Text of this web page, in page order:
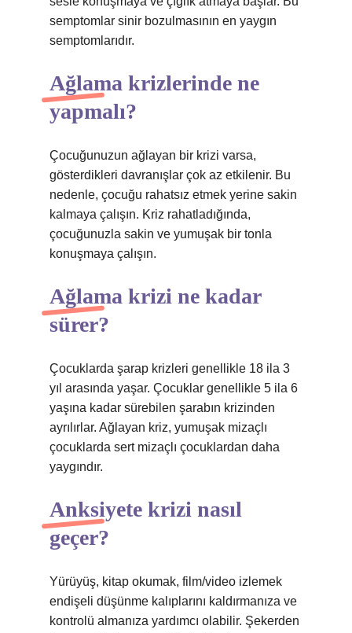
semptomlar sinir bozulmasının en yaygın
semptomlarıdır.
Ağlama krizlerinde ne
yapmalı?
Çocuğunuzun ağlayan bir krizi varsa,
gösterdikleri davranışlar çok az etkilenir. Bu
nedenle, çocuğu rahatsız etmek yerine sakin
kalmaya çalışın. Kriz rahatladığında,
çocuğunuzla sakin ve yumuşak bir tonla
konuşmaya çalışın.
Ağlama krizi ne kadar
sürer?
Çocuklarda şarap krizleri genellikle 18 ila 3
yıl arasında yaşar. Çocuklar genellikle 5 ila 6
yaşına kadar sürebilen şarabın krizinden
ayrılırlar. Ağlayan kriz, yumuşak mizaçlı
çocuklarda sert mizaçlı çocuklardan daha
yaygındır.
Anksiyete krizi nasıl
geçer?
Yürüyüş, kitap okumak, film/video izlemek
endişeli düşünme kalıplarını kaldırmanıza ve
kontrolü almanıza yardımcı olabilir. Şekerden